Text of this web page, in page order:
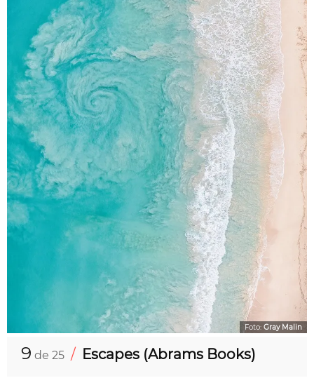
Foto: Gray Malin
9 de 25 / Escapes (Abrams Books)